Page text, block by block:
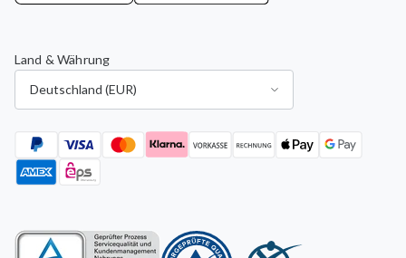
Land & Währung